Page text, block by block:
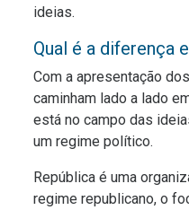
ideias.
Qual é a diferença
Com a apresentação
caminham lado a lado
está no campo das
um regime político.
República é uma
regime republicano, o